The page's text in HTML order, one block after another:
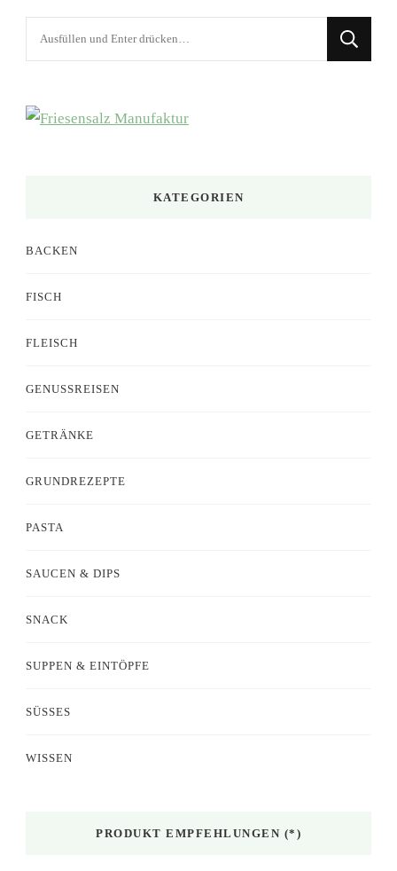
etwas?
KATEGORIEN
BACKEN
FISCH
FLEISCH
GENUSSREISEN
GETRÄNKE
GRUNDREZEPTE
PASTA
SAUCEN & DIPS
SNACK
SUPPEN & EINTÖPFE
SÜSSES
WISSEN
PRODUKT EMPFEHLUNGEN (*)